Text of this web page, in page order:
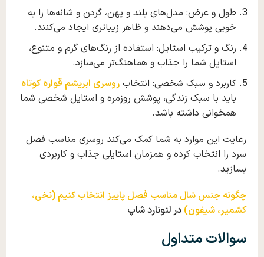
طول و عرض: مدل‌های بلند و پهن، گردن و شانه‌ها را به
خوبی پوشش می‌دهند و ظاهر زیباتری ایجاد می‌کنند.
رنگ و ترکیب استایل: استفاده از رنگ‌های گرم و متنوع،
استایل شما را جذاب‌ و هماهنگ‌تر می‌سازد.
کاربرد و سبک شخصی: انتخاب روسری ابریشم قواره کوتاه
باید با سبک زندگی، پوشش روزمره و استایل شخصی شما
همخوانی داشته باشد.
رعایت این موارد به شما کمک می‌کند روسری مناسب فصل
سرد را انتخاب کرده و همزمان استایلی جذاب و کاربردی
بسازید.
چگونه جنس شال مناسب فصل پاییز انتخاب کنیم (نخی،
کشمیر، شیفون) در لئونارد شاپ
سوالات متداول